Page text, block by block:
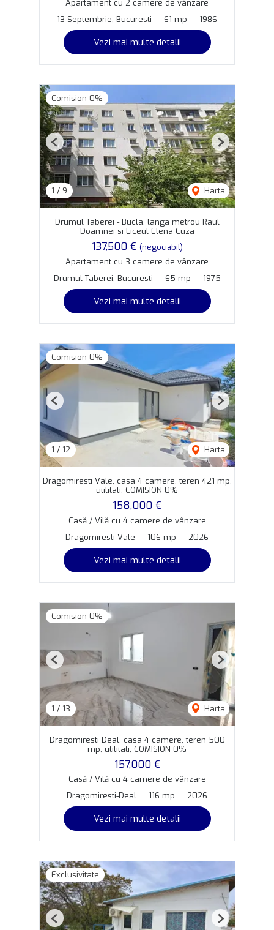
Apartament cu 2 camere de vânzare
13 Septembrie, Bucuresti
61 mp 1986
Vezi mai multe detalii
Comision 0%
1 / 9 Harta
Previous Next
Drumul Taberei - Bucla, langa metrou Raul
Doamnei si Liceul Elena Cuza
137,500 € (negociabil)
Apartament cu 3 camere de vânzare
Drumul Taberei, Bucuresti
65 mp 1975
Vezi mai multe detalii
Comision 0%
1 / 12 Harta
Previous Next
Dragomiresti Vale, casa 4 camere, teren 421 mp,
utilitati, COMISION 0%
158,000 €
Casă / Vilă cu 4 camere de vânzare
Dragomiresti-Vale
106 mp 2026
Vezi mai multe detalii
Comision 0%
1 / 13 Harta
Previous Next
Dragomiresti Deal, casa 4 camere, teren 500
mp, utilitati, COMISION 0%
157,000 €
Casă / Vilă cu 4 camere de vânzare
Dragomiresti-Deal
116 mp 2026
Vezi mai multe detalii
Exclusivitate
Previous Next